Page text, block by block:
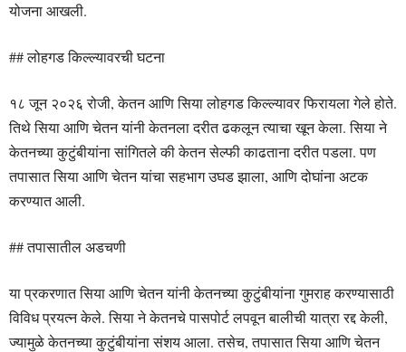
योजना आखली.
## लोहगड किल्ल्यावरची घटना
१८ जून २०२६ रोजी, केतन आणि सिया लोहगड किल्ल्यावर फिरायला गेले होते.
तिथे सिया आणि चेतन यांनी केतनला दरीत ढकलून त्याचा खून केला. सिया ने
केतनच्या कुटुंबीयांना सांगितले की केतन सेल्फी काढताना दरीत पडला. पण
तपासात सिया आणि चेतन यांचा सहभाग उघड झाला, आणि दोघांना अटक
करण्यात आली.
## तपासातील अडचणी
या प्रकरणात सिया आणि चेतन यांनी केतनच्या कुटुंबीयांना गुमराह करण्यासाठी
विविध प्रयत्न केले. सिया ने केतनचे पासपोर्ट लपवून बालीची यात्रा रद्द केली,
ज्यामुळे केतनच्या कुटुंबीयांना संशय आला. तसेच, तपासात सिया आणि चेतन